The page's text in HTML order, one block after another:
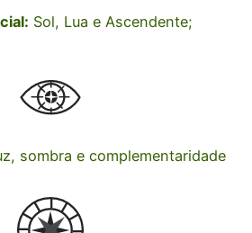
Sol, Lua e Ascendente;
sombra e complementaridade